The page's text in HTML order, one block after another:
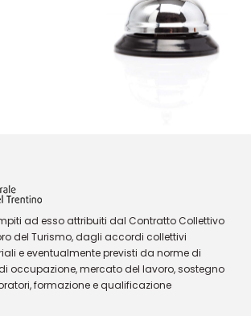
ad esso attribuiti dal Contratto Collettivo
del Turismo, dagli accordi collettivi
e eventualmente previsti da norme di
occupazione, mercato del lavoro, sostegno
formazione e qualificazione